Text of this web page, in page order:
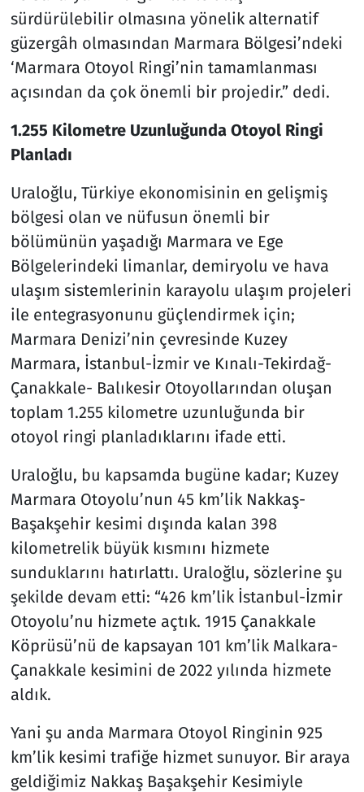
sürdürülebilir olmasına yönelik alternatif
güzergâh olmasından Marmara Bölgesi’ndeki
‘Marmara Otoyol Ringi’nin tamamlanması
açısından da çok önemli bir projedir.” dedi.
1.255 Kilometre Uzunluğunda Otoyol Ringi
Planladı
Uraloğlu, Türkiye ekonomisinin en gelişmiş
bölgesi olan ve nüfusun önemli bir
bölümünün yaşadığı Marmara ve Ege
Bölgelerindeki limanlar, demiryolu ve hava
ulaşım sistemlerinin karayolu ulaşım projeleri
ile entegrasyonunu güçlendirmek için;
Marmara Denizi’nin çevresinde Kuzey
Marmara, İstanbul-İzmir ve Kınalı-Tekirdağ-
Çanakkale- Balıkesir Otoyollarından oluşan
toplam 1.255 kilometre uzunluğunda bir
otoyol ringi planladıklarını ifade etti.
Uraloğlu, bu kapsamda bugüne kadar; Kuzey
Marmara Otoyolu’nun 45 km’lik Nakkaş-
Başakşehir kesimi dışında kalan 398
kilometrelik büyük kısmını hizmete
sunduklarını hatırlattı. Uraloğlu, sözlerine şu
şekilde devam etti: “426 km’lik İstanbul-İzmir
Otoyolu’nu hizmete açtık. 1915 Çanakkale
Köprüsü’nü de kapsayan 101 km’lik Malkara-
Çanakkale kesimini de 2022 yılında hizmete
aldık.
Yani şu anda Marmara Otoyol Ringinin 925
km’lik kesimi trafiğe hizmet sunuyor. Bir araya
geldiğimiz Nakkaş Başakşehir Kesimiyle